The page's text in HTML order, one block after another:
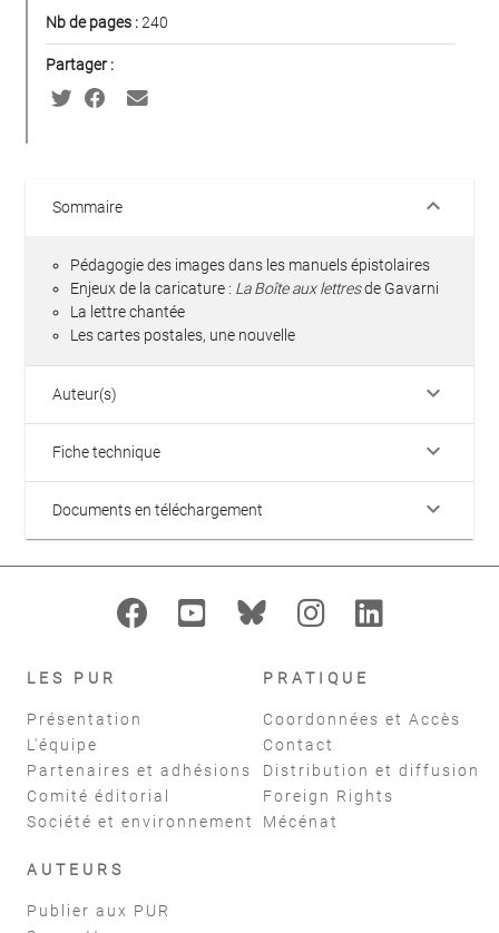
Nb de pages :240
Partager :
Sommaire keyboard_arrow_down
Pédagogie des images dans les manuels épistolaires
Enjeux de la caricature : La Boîte aux lettresde Gavarni
La lettre chantée
Les cartes postales, une nouvelle
Auteur(s) keyboard_arrow_down
Fiche technique keyboard_arrow_down
Documents en téléchargement keyboard_arrow_down
LES PUR
Présentation
L'équipe
Partenaires et adhésions
Comité éditorial
Société et environnement
PRATIQUE
Coordonnées et Accès
Contact
Distribution et diffusion
Foreign Rights
Mécénat
AUTEURS
Publier aux PUR